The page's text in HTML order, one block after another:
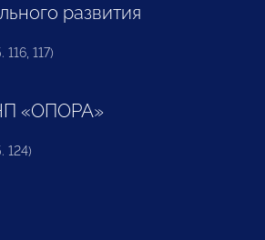
развития
117)
«ОПОРА»
124)